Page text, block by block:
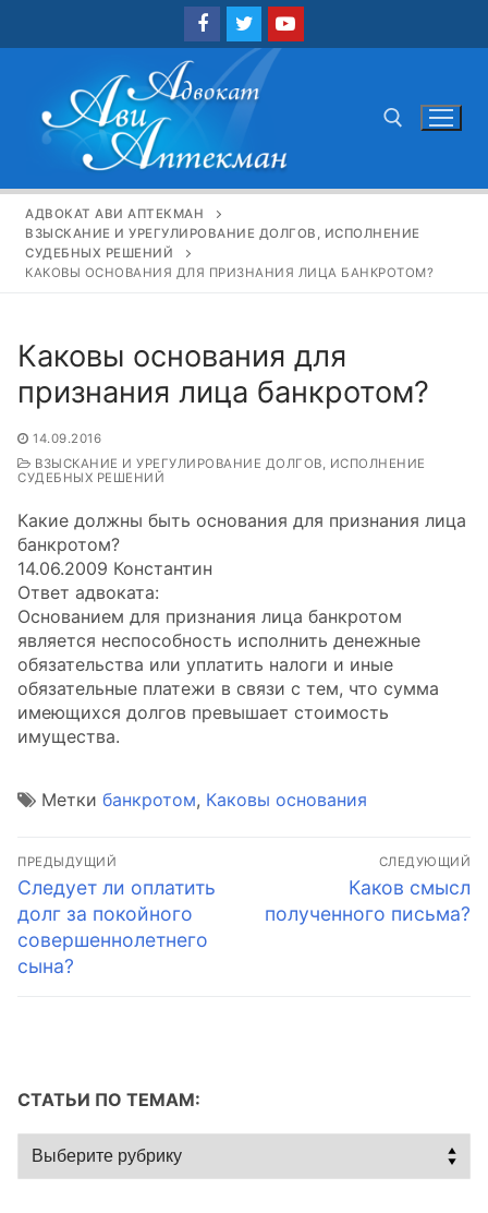
Найти:
АДВОКАТ АВИ АПТЕКМАН
ВЗЫСКАНИЕ И УРЕГУЛИРОВАНИЕ ДОЛГОВ, ИСПОЛНЕНИЕ
СУДЕБНЫХ РЕШЕНИЙ
КАКОВЫ ОСНОВАНИЯ ДЛЯ ПРИЗНАНИЯ ЛИЦА БАНКРОТОМ?
Каковы основания для
признания лица банкротом?
14.09.2016
ВЗЫСКАНИЕ И УРЕГУЛИРОВАНИЕ ДОЛГОВ, ИСПОЛНЕНИЕ
СУДЕБНЫХ РЕШЕНИЙ
Какие должны быть основания для признания лица
банкротом?
14.06.2009 Константин
Ответ адвоката:
Основанием для признания лица банкротом
является неспособность исполнить денежные
обязательства или уплатить налоги и иные
обязательные платежи в связи с тем, что сумма
имеющихся долгов превышает стоимость
имущества.
Метки банкротом, Каковы основания
Навигация
по
записям
ПРЕДЫДУЩИЙ
Предыдущая
запись:
Следует ли оплатить
долг за покойного
совершеннолетнего
сына?
СЛЕДУЮЩИЙ
Следующая
запись:
Каков смысл
полученного письма?
СТАТЬИ ПО ТЕМАМ:
Статьи
по